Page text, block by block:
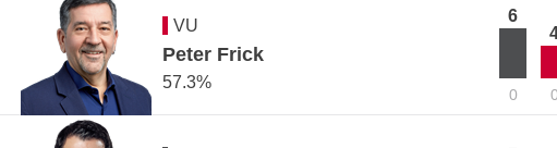
VU
Peter Frick
57.3%
6
0 0